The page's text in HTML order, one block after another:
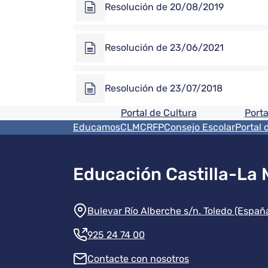
Resolución de 20/08/2019
Resolución de 23/06/2021
Resolución de 23/07/2018
Pie de pagina
Portal de Cultura
Menú del pie
EducamosCLMCRFPConsejo EscolarPortal
Educación Castilla-La
Información de la
Bulevar Río Alberche s/n. Toledo
925 24 74 00
Contacte con nosotros